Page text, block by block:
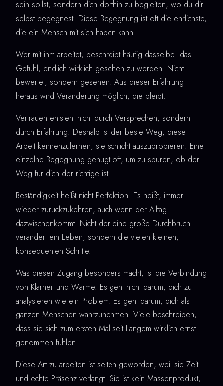
sein sollst, sondern dich dorthin zu begleiten, wo du dir
selbst begegnest. Diese Begegnung ist oft die ehrlichste,
die ein Mensch mit sich haben kann.
Wer mit ihm arbeitet, beschreibt häufig dasselbe: das
Gefühl, endlich wirklich gesehen zu werden. Nicht
bewertet, sondern gesehen. Aus dieser Erfahrung
heraus wird Veränderung möglich, die bleibt.
Vertrauen entsteht nicht durch Versprechen, sondern
durch Erfahrung. Deshalb ist der beste Weg, diese
Arbeit kennenzulernen, sie schlicht auszuprobieren. Eine
einzelne Begegnung genügt oft, um zu spüren, ob der
Weg für dich der richtige ist.
Beständigkeit heißt nicht Perfektion. Es heißt, immer
wieder zurückzukehren, auch wenn der Alltag
dazwischenkommt. Nicht der eine große Durchbruch
verändert ein Leben, sondern die vielen kleinen,
konsequenten Schritte.
Was diesen Zugang besonders macht, ist die Verbindung
von Klarheit und Wärme. Es geht nicht darum, dich zu
analysieren wie ein Problem. Es geht darum, dich als
ganzen Menschen wahrzunehmen. Viele beschreiben,
dass sie sich zum ersten Mal seit Langem wirklich ernst
genommen fühlen.
Diese Art zu arbeiten ist selten geworden, weil sie Zeit
und echte Präsenz verlangt. Sie ist kein Massenprodukt,